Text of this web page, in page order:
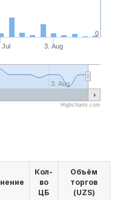
Jul 3. Aug
3. Aug
0
Highcharts.com
Кол-
во
ЦБ
Объём
торгов
(UZS)